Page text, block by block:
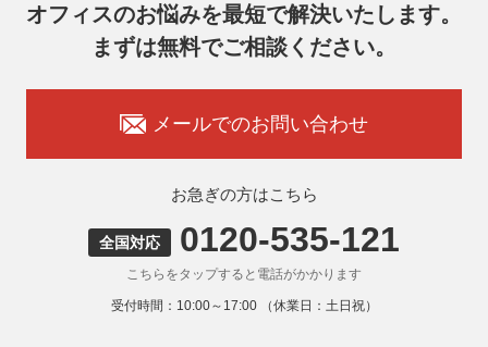
7. 個人情報を提供されることの任意性
お客様がご自身の個人情報を弊社に提供されるか否かはお客
は、適切なサービスをご提供できない場合がありますのでご
弊社ウェブサイトでは、利用者が当ウェブサイトを閲覧した
状況の分析のためにCookieを利用していますが、Cookieによ
る個人情報の取得はしていません。
9. 外国にある第三者への提供
お客様の個人情報を下記海外の個人情報取扱事業者へ提供す
る場合があります。
提供先の所在国の名称：アメリカ（Google LLC）
当該外国における個人情報の保護に関する制度：APECの
オフィスのお悩みを最短で解決いたします。
まずは無料でご相談ください。
メールでのお問い合わせ
お急ぎの方はこちら
全国対応 0120-535-121
こちらをタップすると電話がかかります
受付時間：10:00～17:00 （休業日：土日祝）